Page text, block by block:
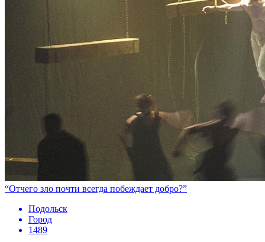
“Отчего зло почти всегда побеждает добро?”
Подольск
Город
1489